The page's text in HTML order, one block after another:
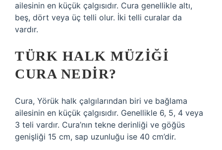
ailesinin en küçük çalgısıdır. Cura genellikle altı,
beş, dört veya üç telli olur. İki telli curalar da
vardır.
TÜRK HALK MÜZIĞI
CURA NEDIR?
Cura, Yörük halk çalgılarından biri ve bağlama
ailesinin en küçük çalgısıdır. Genellikle 6, 5, 4 veya
3 teli vardır. Cura’nın tekne derinliği ve göğüs
genişliği 15 cm, sap uzunluğu ise 40 cm’dir.